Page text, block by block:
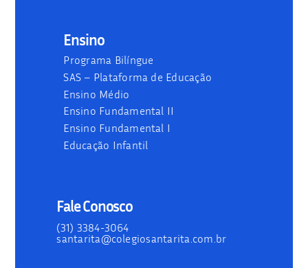
Ensino
Programa Bilíngue
SAS – Plataforma de Educação
Ensino Médio
Ensino Fundamental II
Ensino Fundamental I
Educação Infantil
Fale Conosco
(31) 3384-3064
santarita@colegiosantarita.com.br